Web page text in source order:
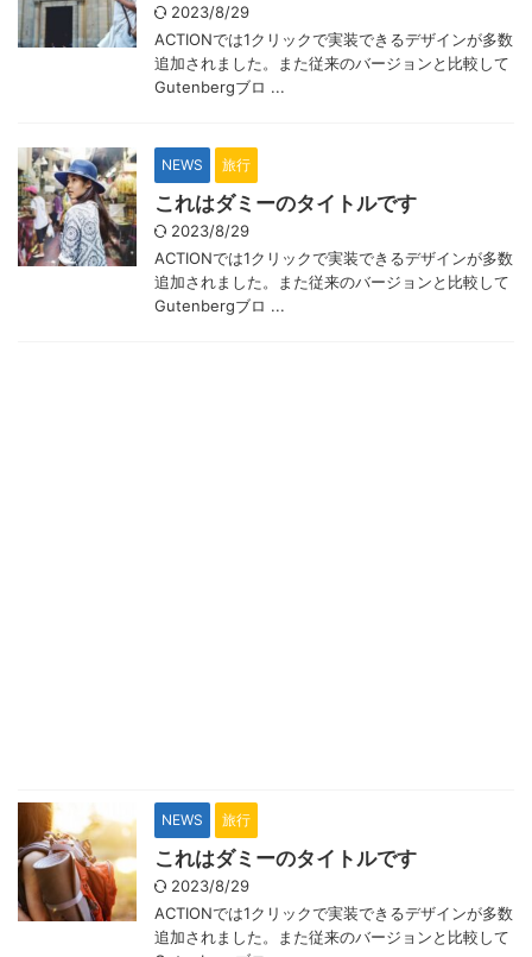
2023/8/29
ACTIONでは1クリックで実装できるデザインが多数
追加されました。また従来のバージョンと比較して
Gutenbergブロ ...
NEWS 旅行
これはダミーのタイトルです
2023/8/29
ACTIONでは1クリックで実装できるデザインが多数
追加されました。また従来のバージョンと比較して
Gutenbergブロ ...
NEWS 旅行
これはダミーのタイトルです
2023/8/29
ACTIONでは1クリックで実装できるデザインが多数
追加されました。また従来のバージョンと比較して